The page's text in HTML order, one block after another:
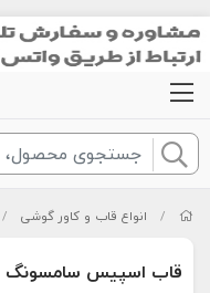
/ انواع قاب و کاور گوشی /
قاب اسپیس سامسونگ A04s